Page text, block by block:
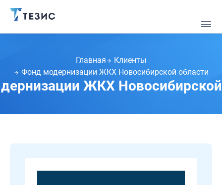
Главная
Клиенты
Фонд модернизации ЖКХ Новосибирской области
ЖКХ Новосибирской